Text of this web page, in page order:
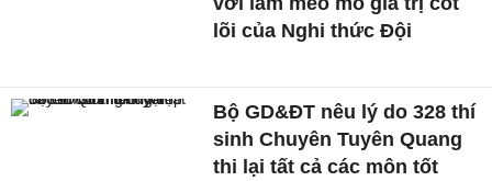
lõi của Nghi thức Đội
Bộ GD&ĐT nêu lý do 328 thí
sinh Chuyên Tuyên Quang
thi lại tất cả các môn tốt